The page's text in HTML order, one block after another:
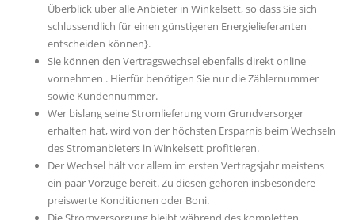
Überblick über alle Anbieter in Winkelsett, so dass Sie sich
schlussendlich für einen günstigeren Energielieferanten
entscheiden können}.
Sie können den Vertragswechsel ebenfalls direkt online
vornehmen . Hierfür benötigen Sie nur die Zählernummer
sowie Kundennummer.
Wer bislang seine Stromlieferung vom Grundversorger
erhalten hat, wird von der höchsten Ersparnis beim Wechseln
des Stromanbieters in Winkelsett profitieren.
Der Wechsel hält vor allem im ersten Vertragsjahr meistens
ein paar Vorzüge bereit. Zu diesen gehören insbesondere
preiswerte Konditionen oder Boni.